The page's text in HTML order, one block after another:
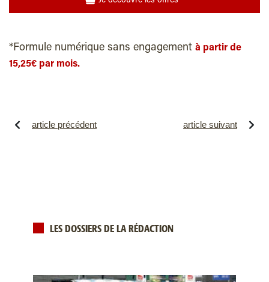
*Formule numérique sans engagement à partir de
15,25€ par mois.
article précédent article suivant
LES DOSSIERS DE LA RÉDACTION